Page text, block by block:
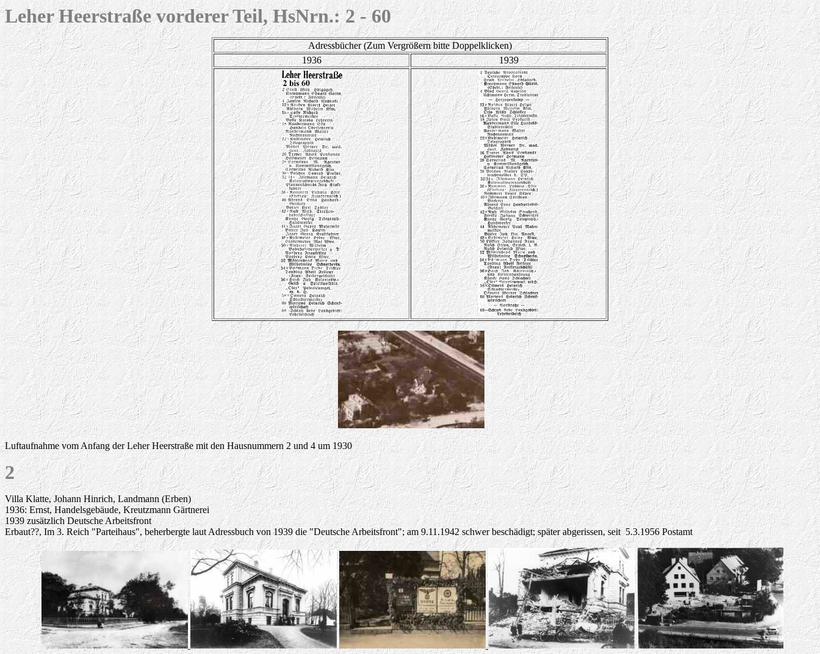
LeherHeerstraße vorderer Teil, HsNrn.: 2 - 60
Adressbücher (Zum Vergrößern bitte Doppelklicken)
1936
1939
Luftaufnahme vom Anfang der Leher Heerstraße mit den Hausnummern 2 und 4 um 1930
2
Villa Klatte, Johann Hinrich, Landmann (Erben)
1936: Ernst, Handelsgebäude, Kreutzmann Gärtnerei
1939 zusätzlich Deutsche Arbeitsfront
Erbaut??, Im 3. Reich "Parteihaus", beherbergte laut Adressbuch von 1939 die "Deutsche Arbeitsfront"; am 9.11.1942 schwer beschädigt; später abgerissen, seit 5.3.1956 Postamt